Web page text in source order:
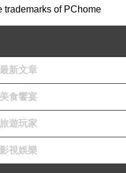
人滿三千大千世
所得福德，寧為
！何以故？是福
來說福德多。
持乃至四句偈等
；何以故？須菩
耨多羅三藐三菩
trademarks of PChome
最新文章
美食饗宴
旅遊玩家
影視娛樂